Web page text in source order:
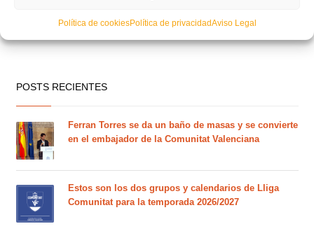
Política de cookiesPolítica de privacidadAviso Legal
POSTS RECIENTES
Ferran Torres se da un baño de masas y se convierte
en el embajador de la Comunitat Valenciana
Estos son los dos grupos y calendarios de Lliga
Comunitat para la temporada 2026/2027